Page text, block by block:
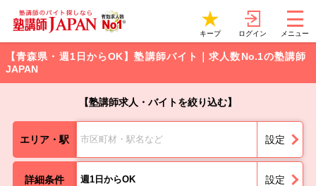
キープ ログイン メニュー
【青森県・週1日からOK】塾講師バイト｜求人数No.1の塾講師
JAPAN
【塾講師求人・バイトを絞り込む】
エリア・駅 市区町材・駅名など 設定
詳細条件 週1日からOK 設定